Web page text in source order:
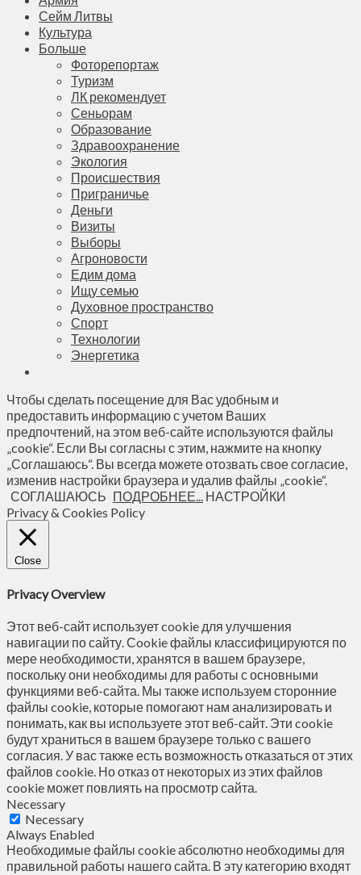
Сейм Литвы
Культура
Больше
Фоторепортаж
Туризм
ЛК рекомендует
Сеньорам
Образование
Здравоохранение
Экология
Происшествия
Приграничье
Деньги
Визиты
Выборы
Агроновости
Едим дома
Ищу семью
Духовное пространство
Спорт
Технологии
Энергетика
Чтобы сделать посещение для Вас удобным и
предоставить информацию с учетом Ваших
предпочтений, на этом веб-сайте используются файлы
„cookie“. Если Вы согласны с этим, нажмите на кнопку
„Соглашаюсь“. Вы всегда можете отозвать свое согласие,
изменив настройки браузера и удалив файлы „cookie“.
СОГЛАШАЮСЬ ПОДРОБНЕЕ...
НАСТРОЙКИ
Privacy & Cookies Policy
Close
Privacy Overview
Этот веб-сайт использует cookie для улучшения
навигации по сайту. Сookie файлы классифицируются по
мере необходимости, хранятся в вашем браузере,
поскольку они необходимы для работы с основными
функциями веб-сайта. Мы также используем сторонние
файлы cookie, которые помогают нам анализировать и
понимать, как вы используете этот веб-сайт. Эти cookie
будут храниться в вашем браузере только с вашего
согласия. У вас также есть возможность отказаться от этих
файлов cookie. Но отказ от некоторых из этих файлов
cookie может повлиять на просмотр сайта.
Necessary
Necessary
Always Enabled
Необходимые файлы cookie абсолютно необходимы для
правильной работы нашего сайта. В эту категорию входят